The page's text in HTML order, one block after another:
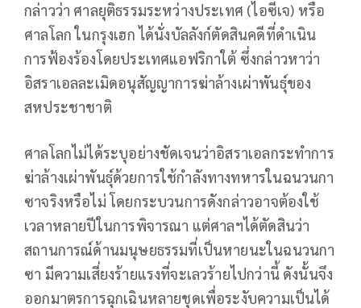
กล่าวว่า ศาลยุติธรรมระหว่างประเทศ (ไอซีเจ) หรือ
ศาลโลก ในกรุงเฮก ได้นั่งบัลลังก์ตัดสินคดีที่ดำเนิน
การฟ้องร้องโดยประเทศแอฟริกาใต้ ซึ่งกล่าวหาว่า
อิสราเอลละเมิดอนุสัญญาการฆ่าล้างเผ่าพันธุ์ของ
สหประชาชาติ
ศาลโลกไม่ได้ระบุอย่างชัดเจนว่าอิสราเอลกระทำการ
ฆ่าล้างเผ่าพันธุ์ด้วยการใช้กำลังทางทหารในฉนวนกา
ซาจริงหรือไม่ โดยกระบวนการดังกล่าวอาจต้องใช้
เวลาหลายปีในการพิจารณา แต่ศาลฯได้ตัดสินว่า
สถานการณ์ด้านมนุษยธรรมที่เป็นหายนะในฉนวนกา
ซา มีความเสี่ยงร้ายแรงที่จะเลวร้ายไปกว่านี้ ดังนั้นจึง
ออกมาตรการฉุกเฉินหลายชุดเพื่อระงับความเป็นได้